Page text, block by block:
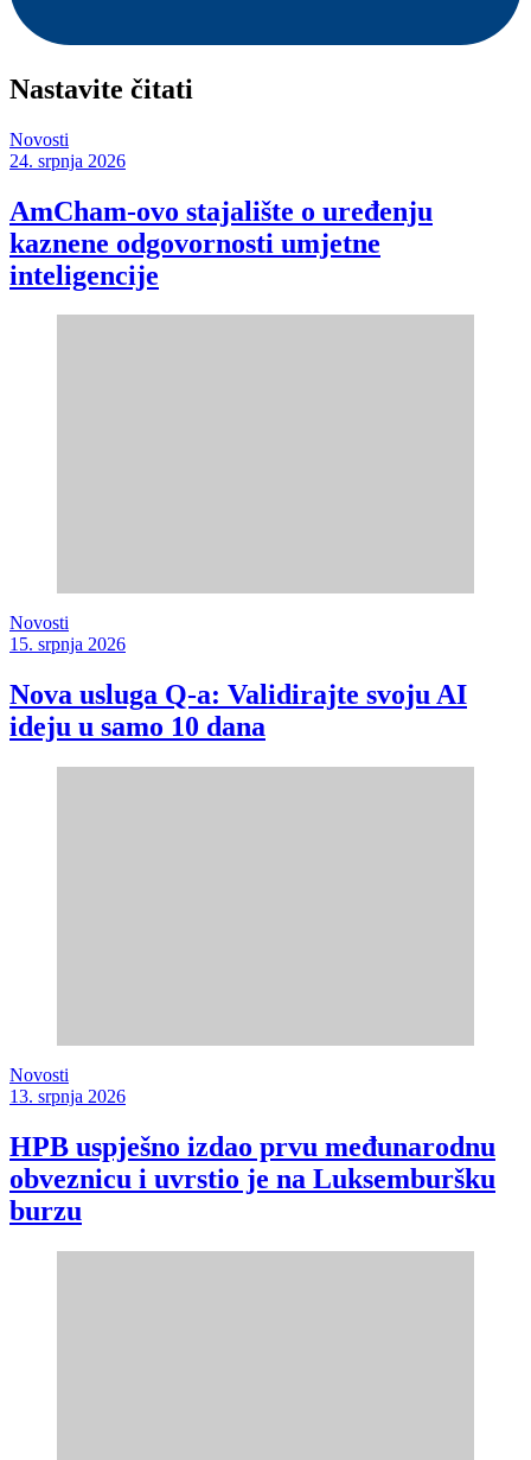
Nastavite čitati
Novosti
24. srpnja 2026
AmCham-ovo stajalište o uređenju
kaznene odgovornosti umjetne
inteligencije
Novosti
15. srpnja 2026
Nova usluga Q-a: Validirajte svoju AI
ideju u samo 10 dana
Novosti
13. srpnja 2026
HPB uspješno izdao prvu međunarodnu
obveznicu i uvrstio je na Luksemburšku
burzu